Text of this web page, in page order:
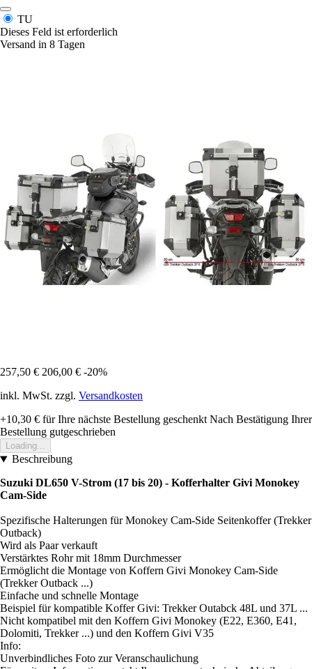
TU
Dieses Feld ist erforderlich
Versand in 8 Tagen
257,50 € 206,00 € -20%
inkl. MwSt. zzgl. Versandkosten
+10,30 € für Ihre nächste Bestellung geschenkt Nach Bestätigung Ihrer
Bestellung gutgeschrieben
Loading...
Beschreibung
Suzuki DL650 V-Strom (17 bis 20) - Kofferhalter Givi Monokey
Cam-Side
Spezifische Halterungen für Monokey Cam-Side Seitenkoffer (Trekker
Outback)
Wird als Paar verkauft
Verstärktes Rohr mit 18mm Durchmesser
Ermöglicht die Montage von Koffern Givi Monokey Cam-Side
(Trekker Outback ...)
Einfache und schnelle Montage
Beispiel für kompatible Koffer Givi: Trekker Outabck 48L und 37L ...
Nicht kompatibel mit den Koffern Givi Monokey (E22, E360, E41,
Dolomiti, Trekker ...) und den Koffern Givi V35
Info:
Unverbindliches Foto zur Veranschaulichung